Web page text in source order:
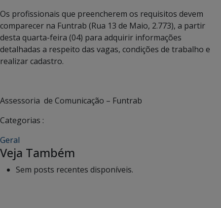
Os profissionais que preencherem os requisitos devem
comparecer na Funtrab (Rua 13 de Maio, 2.773), a partir
desta quarta-feira (04) para adquirir informações
detalhadas a respeito das vagas, condições de trabalho e
realizar cadastro.
Assessoria de Comunicação – Funtrab
Categorias :
Geral
Veja Também
Sem posts recentes disponíveis.